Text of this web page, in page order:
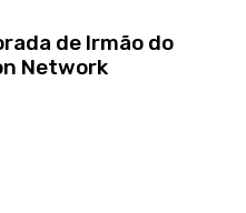
de Irmão do
Network